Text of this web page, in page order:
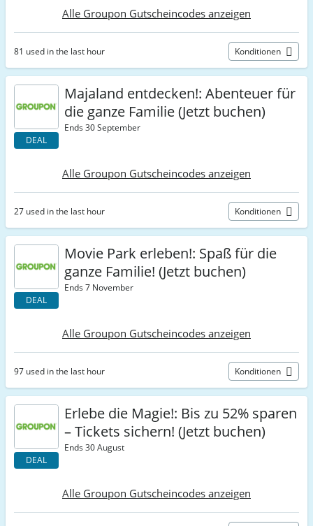
Alle Groupon Gutscheincodes anzeigen
81 used in the last hour Konditionen
DEAL
Majaland entdecken!: Abenteuer für
die ganze Familie (Jetzt buchen)
Ends 30 September
Alle Groupon Gutscheincodes anzeigen
27 used in the last hour Konditionen
DEAL
Movie Park erleben!: Spaß für die
ganze Familie! (Jetzt buchen)
Ends 7 November
Alle Groupon Gutscheincodes anzeigen
97 used in the last hour Konditionen
DEAL
Erlebe die Magie!: Bis zu 52% sparen
– Tickets sichern! (Jetzt buchen)
Ends 30 August
Alle Groupon Gutscheincodes anzeigen